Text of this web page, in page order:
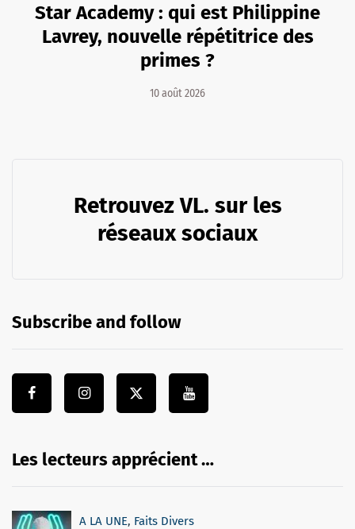
Star Academy : qui est Philippine
Lavrey, nouvelle répétitrice des
primes ?
10 août 2026
Retrouvez VL. sur les
réseaux sociaux
Subscribe and follow
Les lecteurs apprécient …
A LA UNE, Faits Divers